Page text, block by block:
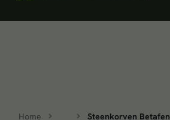
Home
Steenkorven